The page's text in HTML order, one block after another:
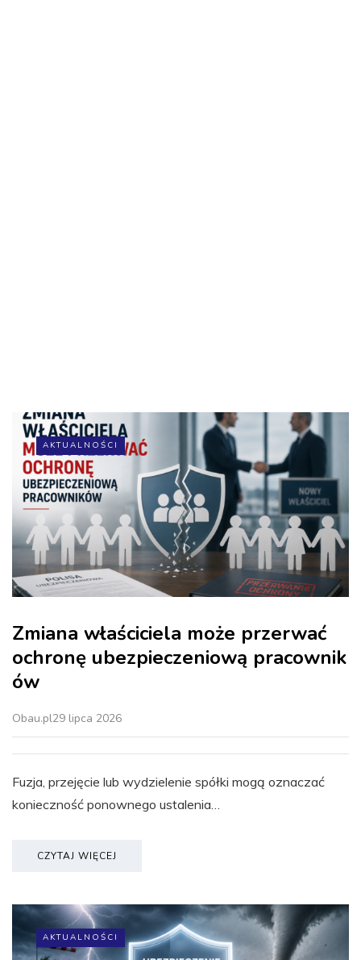
AKTUALNOŚCI
Zmiana właściciela może przerwać
ochronę ubezpieczeniową pracownik
ów
Obau.pl29 lipca 2026
Fuzja, przejęcie lub wydzielenie spółki mogą oznaczać
konieczność ponownego ustalenia…
CZYTAJ WIĘCEJ
AKTUALNOŚCI